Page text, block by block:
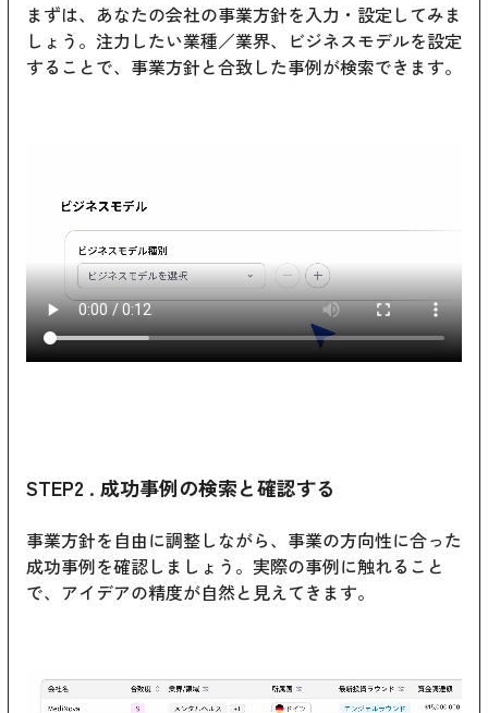
まずは、あなたの会社の事業方針を入力・設定してみま
しょう。注力したい業種／業界、ビジネスモデルを設定
することで、事業方針と合致した事例が検索できます。
STEP2 . 成功事例の検索と確認する
事業方針を自由に調整しながら、事業の方向性に合った
成功事例を確認しましょう。実際の事例に触れること
で、アイデアの精度が自然と見えてきます。